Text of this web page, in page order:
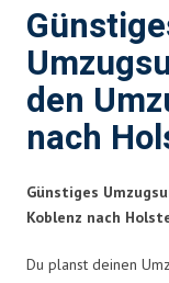
den
nach
Günstiges
Koblenz nach
Du planst deinen